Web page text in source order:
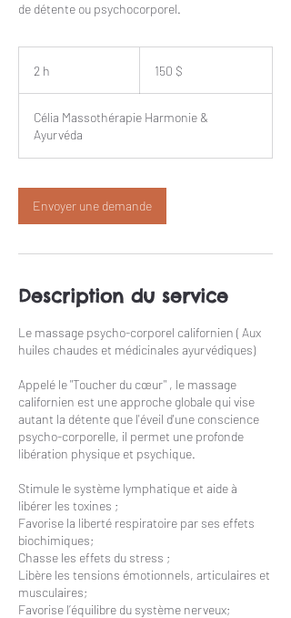
de détente ou psychocorporel.
2 h 150 $
Célia Massothérapie Harmonie &
Ayurvéda
Envoyer une demande
Description du service
Le massage psycho-corporel californien ( Aux
huiles chaudes et médicinales ayurvédiques)
Appelé le "Toucher du cœur" , le massage
californien est une approche globale qui vise
autant la détente que l'éveil d'une conscience
psycho-corporelle, il permet une profonde
libération physique et psychique.
Stimule le système lymphatique et aide à
libérer les toxines ;
Favorise la liberté respiratoire par ses effets
biochimiques;
Chasse les effets du stress ;
Libère les tensions émotionnels, articulaires et
musculaires;
Favorise l’équilibre du système nerveux;